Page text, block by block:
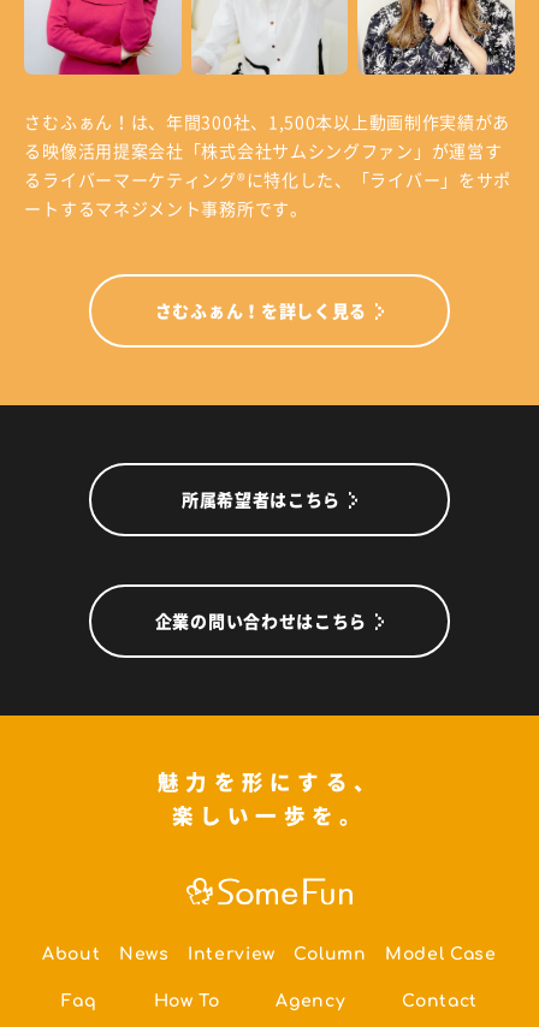
さむふぁん！は、年間300社、1,500本以上動画制作実績があ
る 映像活用提案会社「株式会社サムシングファン」が運営す
る ライバーマーケティング®に特化した、「ライバー」をサポ
ートするマネジメント事務所です。
さむふぁん！を詳しく見る
所属希望者はこちら
企業の問い合わせはこちら
魅力を形にする、
楽しい一歩を。
About News Interview Column Model Case
Faq How To Agency Contact